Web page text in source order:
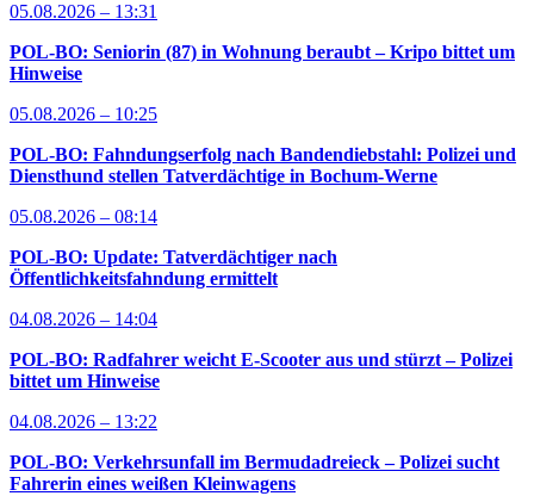
05.08.2026 – 13:31
POL-BO: Seniorin (87) in Wohnung beraubt – Kripo bittet um
Hinweise
05.08.2026 – 10:25
POL-BO: Fahndungserfolg nach Bandendiebstahl: Polizei und
Diensthund stellen Tatverdächtige in Bochum-Werne
05.08.2026 – 08:14
POL-BO: Update: Tatverdächtiger nach
Öffentlichkeitsfahndung ermittelt
04.08.2026 – 14:04
POL-BO: Radfahrer weicht E-Scooter aus und stürzt – Polizei
bittet um Hinweise
04.08.2026 – 13:22
POL-BO: Verkehrsunfall im Bermudadreieck – Polizei sucht
Fahrerin eines weißen Kleinwagens